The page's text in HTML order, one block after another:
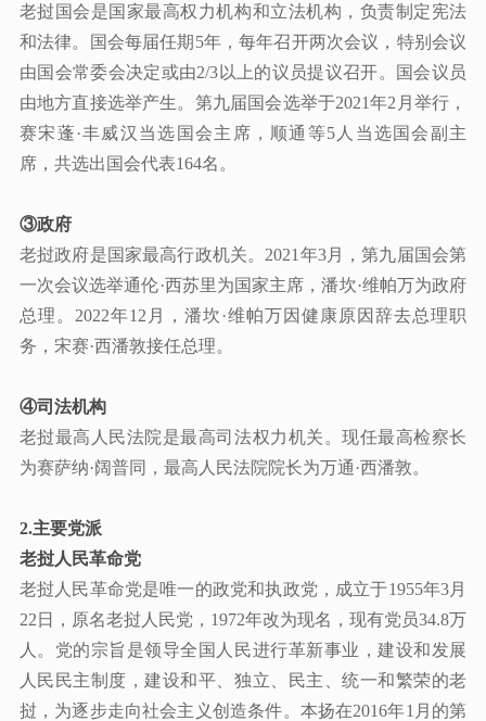
老挝国会是国家最高权力机构和立法机构，负责制定宪法
和法律。国会每届任期 5年，每年召开两次会议，特别会议
由国会常委会决定或由2/3以上的议员提议召开。国会议员
由地方直接选举产生。第九届国会选举于2021年2月举行，
赛宋蓬·丰威汉当选国会主席，顺通等5人当选国会副主
席，共选出国会代表164名。
③政府
老挝政府是国家最高行政机关。 2021年3月，第九届国会第
一次会议选举通伦·西苏里为国家主席，潘坎·维帕万为政府
总理。2022年12月，潘坎·维帕万因健康原因辞去总理职
务，宋赛·西潘敦接任总理。
④司法机构
老挝最高人民法院是最高司法权力机关。现任最高检察长
为赛萨纳·阔普同，最高人民法院院长为万通·西潘敦。
2.主要党派
老挝人民革命党
老挝人民革命党是唯一的政党和执政党，成立于1955年3月
22日，原名老挝人民党，1972年改为现名，现有党员34.8万
人。党的宗旨是领导全国人民进行革新事业，建设和发展
人民民主制度，建设和平、独立、民主、统一和繁荣的老
挝，为逐步走向社会主义创造条件。本扬在2016年1月的第